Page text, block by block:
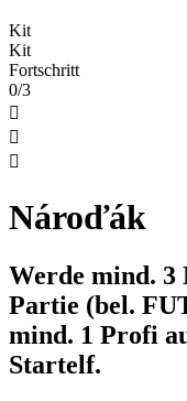
Kit
Kit
Fortschritt
0/3



Nároďák
Werde mind.
Partie (bel.
mind. 1 Profi
Startelf.